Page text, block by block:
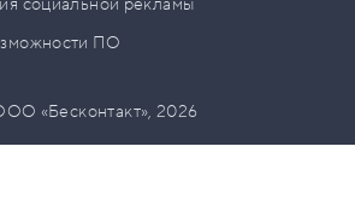
ПО
«Бесконтакт»,2026